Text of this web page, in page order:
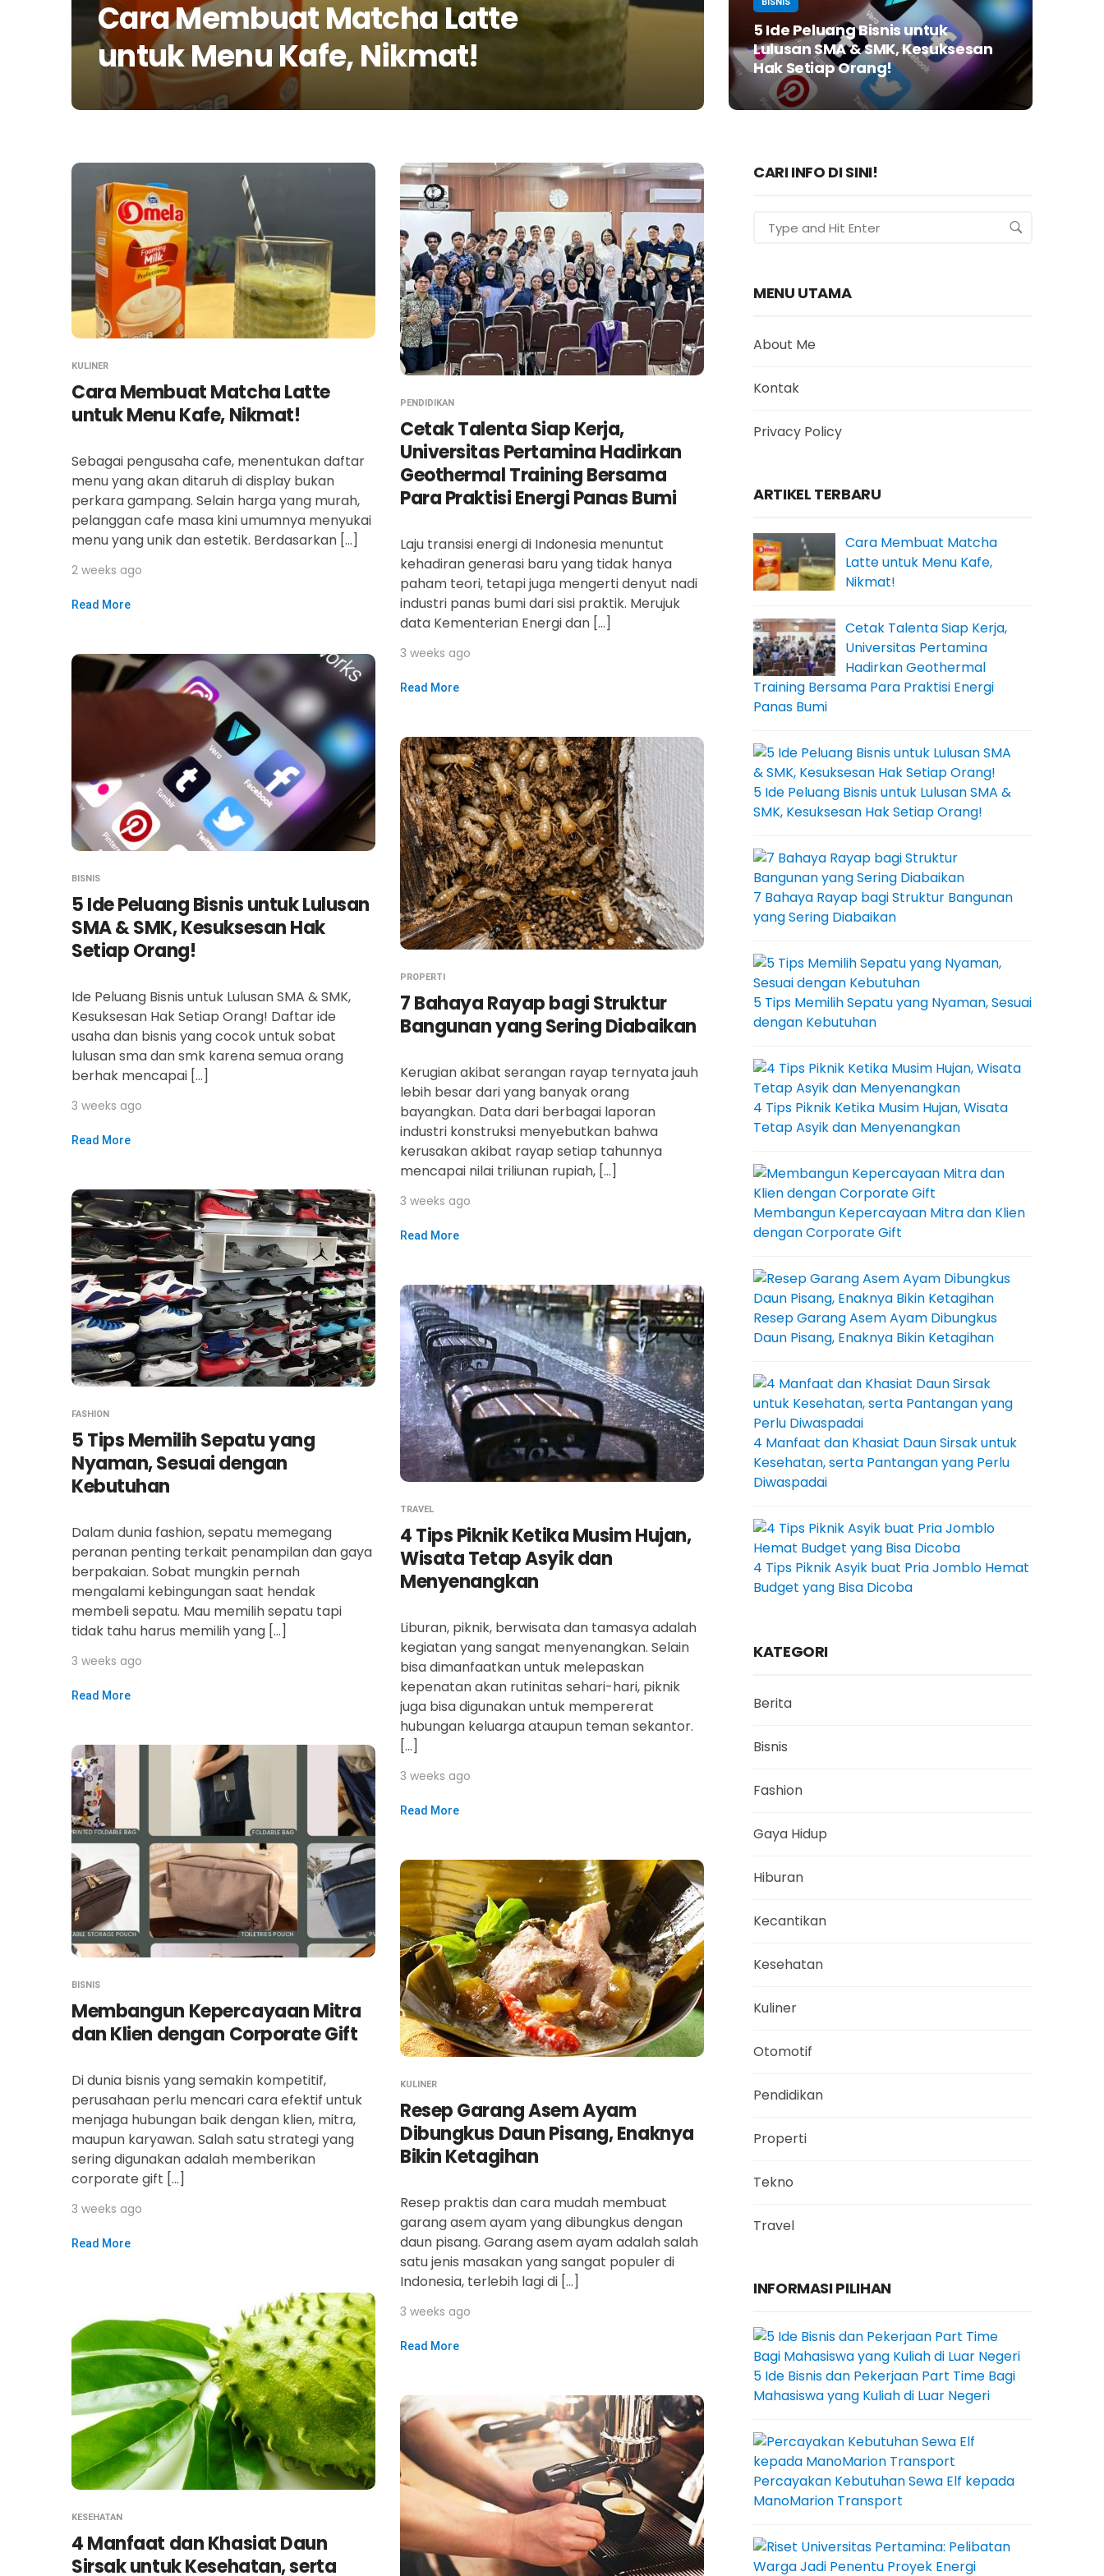
Cara Membuat Matcha Latte
untuk Menu Kafe, Nikmat!
5 Ide Peluang Bisnis untuk
Lulusan SMA & SMK, Kesuksesan
Hak Setiap Orang!
KULINER
Cara Membuat Matcha Latte
untuk Menu Kafe, Nikmat!
Sebagai pengusaha cafe, menentukan daftar
menu yang akan ditaruh di display bukan
perkara gampang. Selain harga yang murah,
pelanggan cafe masa kini umumnya menyukai
menu yang unik dan estetik. Berdasarkan […]
2 weeks ago
Read More
PENDIDIKAN
Cetak Talenta Siap Kerja,
Universitas Pertamina Hadirkan
Geothermal Training Bersama
Para Praktisi Energi Panas Bumi
Laju transisi energi di Indonesia menuntut
kehadiran generasi baru yang tidak hanya
paham teori, tetapi juga mengerti denyut nadi
industri panas bumi dari sisi praktik. Merujuk
data Kementerian Energi dan […]
3 weeks ago
Read More
BISNIS
5 Ide Peluang Bisnis untuk Lulusan
SMA & SMK, Kesuksesan Hak
Setiap Orang!
Ide Peluang Bisnis untuk Lulusan SMA & SMK,
Kesuksesan Hak Setiap Orang! Daftar ide
usaha dan bisnis yang cocok untuk sobat
lulusan sma dan smk karena semua orang
berhak mencapai […]
3 weeks ago
Read More
PROPERTI
7 Bahaya Rayap bagi Struktur
Bangunan yang Sering Diabaikan
Kerugian akibat serangan rayap ternyata jauh
lebih besar dari yang banyak orang
bayangkan. Data dari berbagai laporan
industri konstruksi menyebutkan bahwa
kerusakan akibat rayap setiap tahunnya
mencapai nilai triliunan rupiah, […]
3 weeks ago
Read More
FASHION
5 Tips Memilih Sepatu yang
Nyaman, Sesuai dengan
Kebutuhan
Dalam dunia fashion, sepatu memegang
peranan penting terkait penampilan dan gaya
berpakaian. Sobat mungkin pernah
mengalami kebingungan saat hendak
membeli sepatu. Mau memilih sepatu tapi
tidak tahu harus memilih yang […]
3 weeks ago
Read More
TRAVEL
4 Tips Piknik Ketika Musim Hujan,
Wisata Tetap Asyik dan
Menyenangkan
Liburan, piknik, berwisata dan tamasya adalah
kegiatan yang sangat menyenangkan. Selain
bisa dimanfaatkan untuk melepaskan
kepenatan akan rutinitas sehari-hari, piknik
juga bisa digunakan untuk mempererat
hubungan keluarga ataupun teman sekantor.
[…]
3 weeks ago
Read More
BISNIS
Membangun Kepercayaan Mitra
dan Klien dengan Corporate Gift
Di dunia bisnis yang semakin kompetitif,
perusahaan perlu mencari cara efektif untuk
menjaga hubungan baik dengan klien, mitra,
maupun karyawan. Salah satu strategi yang
sering digunakan adalah memberikan
corporate gift […]
3 weeks ago
Read More
KULINER
Resep Garang Asem Ayam
Dibungkus Daun Pisang, Enaknya
Bikin Ketagihan
Resep praktis dan cara mudah membuat
garang asem ayam yang dibungkus dengan
daun pisang. Garang asem ayam adalah salah
satu jenis masakan yang sangat populer di
Indonesia, terlebih lagi di […]
3 weeks ago
Read More
KESEHATAN
4 Manfaat dan Khasiat Daun
Sirsak untuk Kesehatan, serta
CARI INFO DI SINI!
MENU UTAMA
About Me
Kontak
Privacy Policy
ARTIKEL TERBARU
Cara Membuat Matcha
Latte untuk Menu Kafe,
Nikmat!
Cetak Talenta Siap Kerja,
Universitas Pertamina
Hadirkan Geothermal
Training Bersama Para Praktisi Energi
Panas Bumi
5 Ide Peluang Bisnis untuk Lulusan SMA &
SMK, Kesuksesan Hak Setiap Orang!
7 Bahaya Rayap bagi Struktur Bangunan
yang Sering Diabaikan
5 Tips Memilih Sepatu yang Nyaman, Sesuai
dengan Kebutuhan
4 Tips Piknik Ketika Musim Hujan, Wisata
Tetap Asyik dan Menyenangkan
Membangun Kepercayaan Mitra dan Klien
dengan Corporate Gift
Resep Garang Asem Ayam Dibungkus
Daun Pisang, Enaknya Bikin Ketagihan
4 Manfaat dan Khasiat Daun Sirsak untuk
Kesehatan, serta Pantangan yang Perlu
Diwaspadai
4 Tips Piknik Asyik buat Pria Jomblo Hemat
Budget yang Bisa Dicoba
KATEGORI
Berita
Bisnis
Fashion
Gaya Hidup
Hiburan
Kecantikan
Kesehatan
Kuliner
Otomotif
Pendidikan
Properti
Tekno
Travel
INFORMASI PILIHAN
5 Ide Bisnis dan Pekerjaan Part Time Bagi
Mahasiswa yang Kuliah di Luar Negeri
Percayakan Kebutuhan Sewa Elf kepada
ManoMarion Transport